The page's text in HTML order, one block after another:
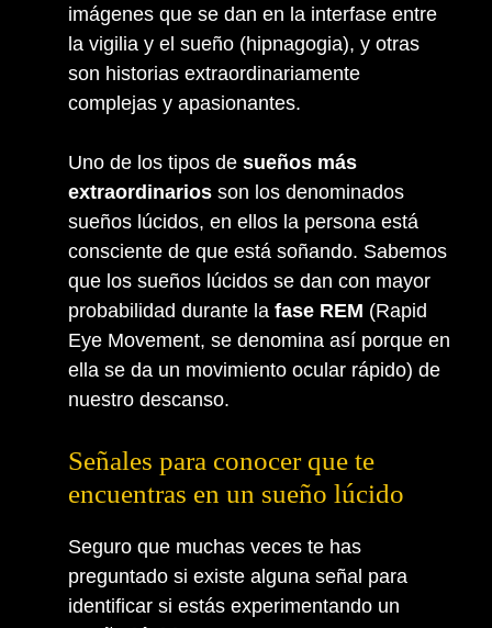
imágenes que se dan en la interfase entre
la vigilia y el sueño (hipnagogia), y otras
son historias extraordinariamente
complejas y apasionantes.
Uno de los tipos de sueños más
extraordinarios son los denominados
sueños lúcidos, en ellos la persona está
consciente de que está soñando. Sabemos
que los sueños lúcidos se dan con mayor
probabilidad durante la fase REM (Rapid
Eye Movement, se denomina así porque en
ella se da un movimiento ocular rápido) de
nuestro descanso.
Señales para conocer que te
encuentras en un sueño lúcido
Seguro que muchas veces te has
preguntado si existe alguna señal para
identificar si estás experimentando un